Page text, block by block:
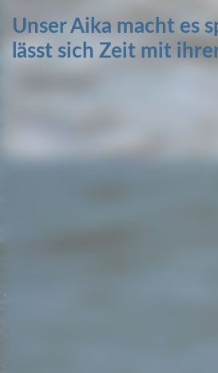
Unser Aika macht es
lässt sich Zeit mit